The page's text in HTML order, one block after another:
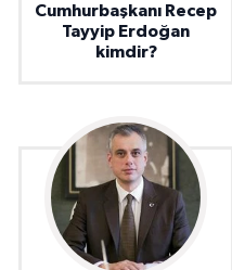
Cumhurbaşkanı Recep
Tayyip Erdoğan
kimdir?